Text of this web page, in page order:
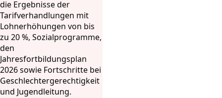
die Ergebnisse der
Tarifverhandlungen mit
Lohnerhöhungen von bis
zu 20 %, Sozialprogramme,
den
Jahresfortbildungsplan
2026 sowie Fortschritte bei
Geschlechtergerechtigkeit
und Jugendleitung.